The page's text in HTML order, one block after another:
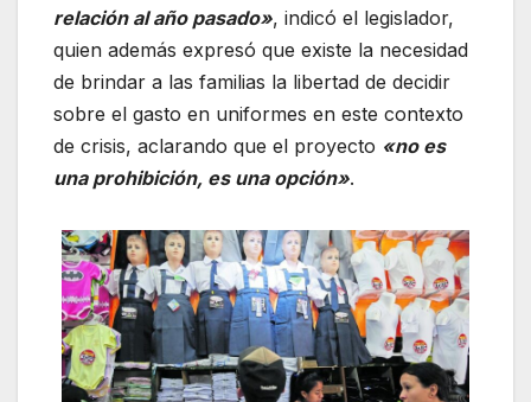
relación al año pasado», indicó el legislador,
quien además expresó que existe la necesidad
de brindar a las familias la libertad de decidir
sobre el gasto en uniformes en este contexto
de crisis, aclarando que el proyecto «no es
una prohibición, es una opción».